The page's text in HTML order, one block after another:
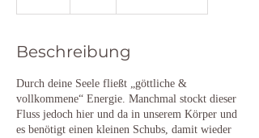
Beschreibung
Durch deine Seele fließt „göttliche &
vollkommene“ Energie. Manchmal stockt dieser
Fluss jedoch hier und da in unserem Körper und
es benötigt einen kleinen Schubs, damit wieder